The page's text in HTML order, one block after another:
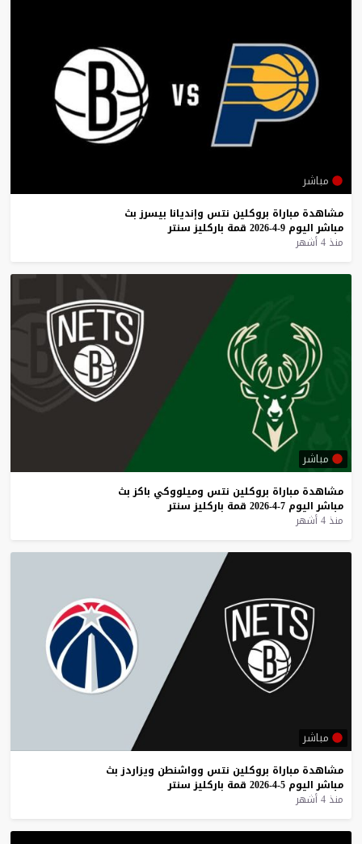
مباشر
مشاهدة مباراة بروكلين نتس وإنديانا بيسرز بث
مباشر اليوم 9-4-2026 قمة باركليز سنتر
منذ 4 أشهر
مباشر
مشاهدة مباراة بروكلين نتس وميلووكي باكز بث
مباشر اليوم 7-4-2026 قمة باركليز سنتر
منذ 4 أشهر
مباشر
مشاهدة مباراة بروكلين نتس وواشنطن ويزاردز بث
مباشر اليوم 5-4-2026 قمة باركليز سنتر
منذ 4 أشهر